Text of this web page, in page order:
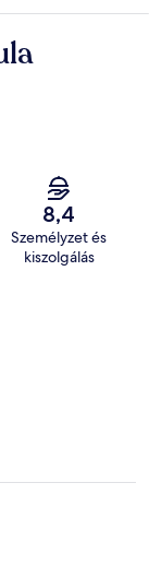
8,4
Személyzet és
kiszolgálás